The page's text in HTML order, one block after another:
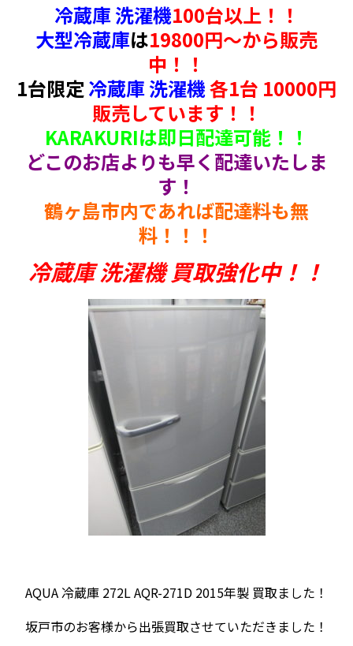
冷蔵庫 洗濯機100台以上！！
大型冷蔵庫は19800円～から販売
中！！
1台限定冷蔵庫 洗濯機各1台 10000円
販売しています！！
KARAKURIは即日配達可能！！
どこのお店よりも早く配達いたしま
す！
鶴ヶ島市内であれば配達料も無
料！！！
冷蔵庫 洗濯機 買取強化中！！
AQUA 冷蔵庫 272L AQR-271D 2015年製 買取ました！
坂戸市のお客様から出張買取させていただきました！